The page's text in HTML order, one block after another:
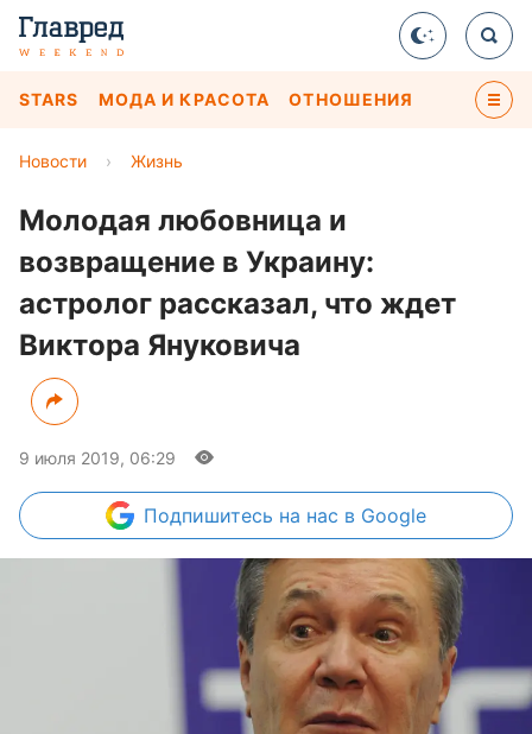
STARS МОДА И КРАСОТА ОТНОШЕНИЯ
Новости › Жизнь
Молодая любовница и
возвращение в Украину:
астролог рассказал, что ждет
Виктора Януковича
9 июля 2019, 06:29
Подпишитесь на нас в Google